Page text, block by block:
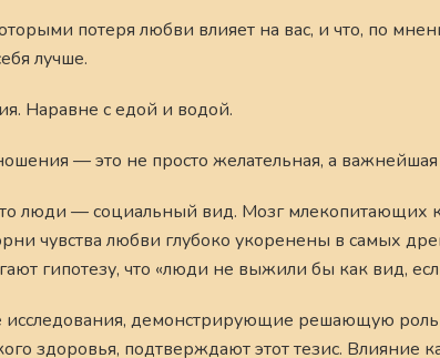
потеря любви влияет на вас, и что, по
лучше.
Наравне с едой и водой.
— это не просто желательная, а важнейшая
люди — социальный вид. Мозг млекопитающих
чувства любви глубоко укоренены в самых
гипотезу, что «люди не выжили бы как вид,
демонстрирующие решающую роль
здоровья, подтверждают этот тезис. Влияние